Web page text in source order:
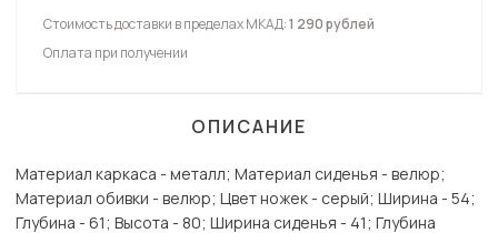
Стоимость доставки в пределах МКАД:1 290 рублей
Оплата при получении
ОПИСАНИЕ
Материал каркаса - металл; Материал сиденья - велюр;
Материал обивки - велюр; Цвет ножек - серый; Ширина - 54;
Глубина - 61; Высота - 80; Ширина сиденья - 41; Глубина